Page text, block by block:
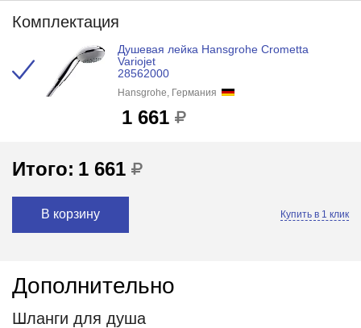
Комплектация
Душевая лейка Hansgrohe Crometta
Variojet
28562000
Hansgrohe, Германия
1 661
Итого: 1 661
В корзину Купить в 1 клик
Дополнительно
Шланги для душа